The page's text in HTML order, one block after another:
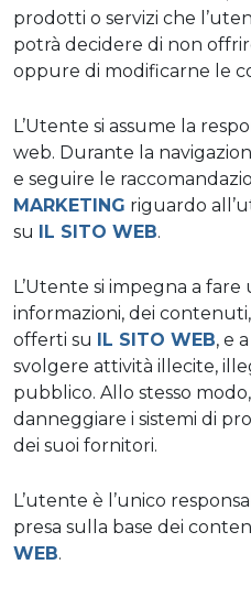
prodotti o servizi che
potrà decidere di non
oppure di modificarne le
L’Utente si assume la
web. Durante la
e seguire le
MARKETING riguardo
su IL SITO WEB.
L’Utente si impegna a
informazioni, dei
offerti su IL SITO WEB, e
svolgere attività illecite,
pubblico. Allo stesso
danneggiare i sistemi di
dei suoi fornitori.
L’utente è l’unico
presa sulla base dei
WEB.